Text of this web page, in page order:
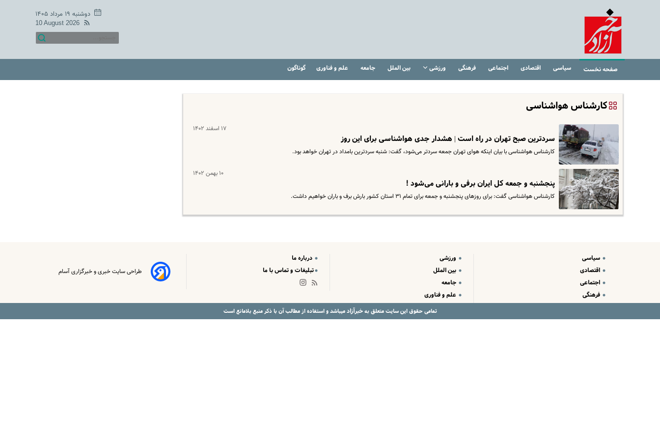
دوشنبه ۱۹ مرداد ۱۴۰۵
10 August 2026
صفحه نخست سیاسی اقتصادی اجتماعی فرهنگی ورزشی بین الملل جامعه علم و فناوری گوناگون
کارشناس هواشناسی
۱۷ اسفند ۱۴۰۲
سردترین صبح تهران در راه است | هشدار جدی هواشناسی برای این روز
کارشناس هواشناسی با بیان اینکه هوای تهران جمعه سردتر می‌شود، گفت: شنبه سردترین بامداد در تهران خواهد بود.
۱۰ بهمن ۱۴۰۲
پنجشنبه و جمعه کل ایران برفی و بارانی می‌شود !
کارشناس هواشناسی گفت: برای روزهای پنجشنبه و جمعه برای تمام ۳۱ استان کشور بارش برف و باران خواهیم داشت.
سیاسی
اقتصادی
اجتماعی
فرهنگی
ورزشی
بین الملل
جامعه
علم و فناوری
درباره ما
تبلیغات و تماس با ما
طراحی سایت خبری و خبرگزاری آسام
تمامی حقوق این سایت متعلق بهخبرآزادمیباشد و استفاده از مطالب آن با ذکر منبع بلامانع است